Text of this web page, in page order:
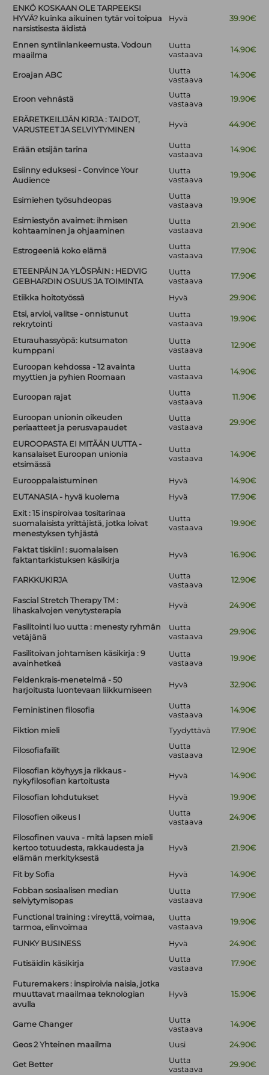
ENKÖ KOSKAAN OLE TARPEEKSI
HYVÄ? kuinka aikuinen tytär voi toipua
narsistisesta äidistä
Hyvä 39.90€
Ennen syntiinlankeemusta. Vodoun
maailma
Uutta
vastaava
14.90€
Eroajan ABC
Uutta
vastaava
14.90€
Eroon vehnästä
Uutta
vastaava
19.90€
ERÄRETKEILIJÄN KIRJA : TAIDOT,
VARUSTEET JA SELVIYTYMINEN
Hyvä 44.90€
Erään etsijän tarina
Uutta
vastaava
14.90€
Esiinny eduksesi - Convince Your
Audience
Uutta
vastaava
19.90€
Esimiehen työsuhdeopas
Uutta
vastaava
19.90€
Esimiestyön avaimet: ihmisen
kohtaaminen ja ohjaaminen
Uutta
vastaava
21.90€
Estrogeeniä koko elämä
Uutta
vastaava
17.90€
ETEENPÄIN JA YLÖSPÄIN : HEDVIG
GEBHARDIN OSUUS JA TOIMINTA
Uutta
vastaava
17.90€
Etiikka hoitotyössä Hyvä
29.90€
Etsi, arvioi, valitse - onnistunut
rekrytointi
Uutta
vastaava
19.90€
Eturauhassyöpä: kutsumaton
kumppani
Uutta
vastaava
12.90€
Euroopan kehdossa - 12 avainta
myyttien ja pyhien Roomaan
Uutta
vastaava
14.90€
Euroopan rajat
Uutta
vastaava
11.90€
Euroopan unionin oikeuden
periaatteet ja perusvapaudet
Uutta
vastaava
29.90€
EUROOPASTA EI MITÄÄN UUTTA -
kansalaiset Euroopan unionia
etsimässä
Uutta
vastaava
14.90€
Eurooppalaistuminen Hyvä
14.90€
EUTANASIA - hyvä kuolema
Hyvä
17.90€
Exit : 15 inspiroivaa tositarinaa
suomalaisista yrittäjistä, jotka loivat
menestyksen tyhjästä
Uutta
vastaava
19.90€
Faktat tiskiin! : suomalaisen
faktantarkistuksen käsikirja
Hyvä 16.90€
FARKKUKIRJA
Uutta
vastaava
12.90€
Fascial Stretch Therapy TM :
lihaskalvojen venytysterapia
Hyvä 24.90€
Fasilitointi luo uutta : menesty ryhmän
vetäjänä
Uutta
vastaava
29.90€
Fasilitoivan johtamisen käsikirja : 9
avainhetkeä
Uutta
vastaava
19.90€
Feldenkrais-menetelmä - 50
harjoitusta luontevaan liikkumiseen
Hyvä 32.90€
Feministinen filosofia
Uutta
vastaava
14.90€
Fiktion mieli Tyydyttävä 17.90€
Filosofiafailit
Uutta
vastaava
12.90€
Filosofian köyhyys ja rikkaus -
nykyfilosofian kartoitusta
Hyvä 14.90€
Filosofian lohdutukset Hyvä 19.90€
Filosofien oikeus I
Uutta
vastaava
24.90€
Filosofinen vauva - mitä lapsen mieli
kertoo totuudesta, rakkaudesta ja
elämän merkityksestä
Hyvä 21.90€
Fit by Sofia Hyvä
14.90€
Fobban sosiaalisen median
selviytymisopas
Uutta
vastaava
17.90€
Functional training : vireyttä, voimaa,
tarmoa, elinvoimaa
Uutta
vastaava
19.90€
FUNKY BUSINESS Hyvä 24.90€
Futisäidin käsikirja
Uutta
vastaava
17.90€
Futuremakers : inspiroivia naisia, jotka
muuttavat maailmaa teknologian
avulla
Hyvä 15.90€
Game Changer
Uutta
vastaava
14.90€
Geos 2 Yhteinen maailma Uusi 24.90€
Get Better
Uutta
vastaava
29.90€